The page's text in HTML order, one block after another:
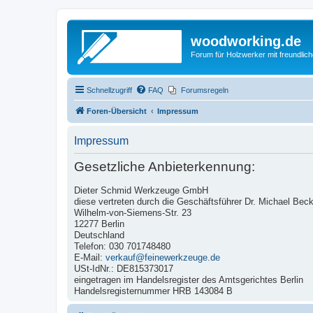
woodworking.de
Forum für Holzwerker mit
Schnellzugriff FAQ Forumsregeln
Foren-Übersicht Impressum
Impressum
Gesetzliche Anbieterkennung:
Dieter Schmid Werkzeuge GmbH
diese vertreten durch die Geschäftsführer Dr. Michael Beck
Wilhelm-von-Siemens-Str. 23
12277 Berlin
Deutschland
Telefon: 030 701748480
E-Mail: verkauf@feinewerkzeuge.de
USt-IdNr.: DE815373017
eingetragen im Handelsregister des Amtsgerichtes Berlin
Handelsregisternummer HRB 143084 B